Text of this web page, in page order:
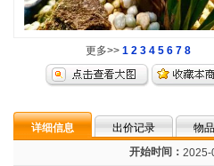
更多>> 1 2 3 4 5 6 7 8
详细信息 出价记录 物
开始时间： 2025-